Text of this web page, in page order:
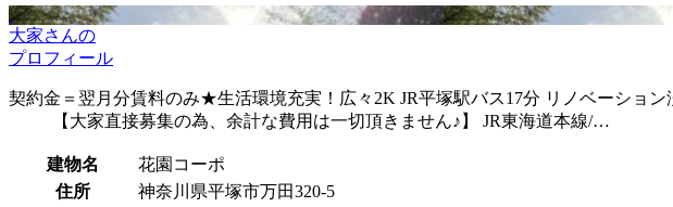
大家さんの
プロフィール
契約金＝翌月分賃料のみ★生活環境充実！広々2K JR平塚駅バス17分 リノベーション
【大家直接募集の為、余計な費用は一切頂きません♪】 JR東海道本線/…
建物名
花園コーポ
住所
神奈川県平塚市万田320-5